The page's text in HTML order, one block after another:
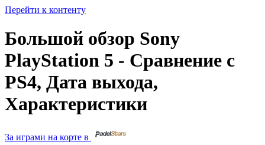
Перейти к контенту
Большой обзор Sony
PlayStation 5 - Сравнение с
PS4, Дата выхода,
Характеристики
За играми на корте в